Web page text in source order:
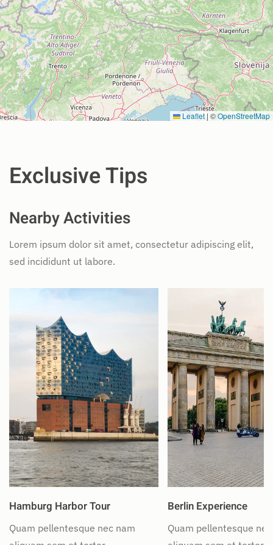
Leaflet | ©OpenStreetMap
Exclusive Tips
Nearby Activities
Lorem ipsum dolor sit amet, consectetur adipiscing elit,
sed incididunt ut labore.
Hamburg Harbor Tour
Quam pellentesque nec nam
Berlin Experience
Quam pellentesque